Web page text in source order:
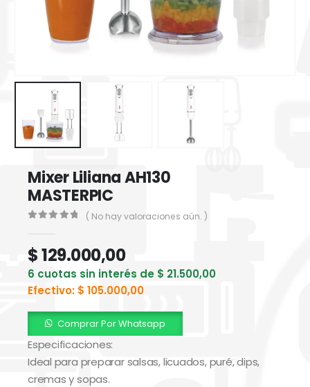
Mixer Liliana AH130
MASTERPIC
( No hay valoraciones aún. )
$129.000,00
6 cuotas sin interés de $ 21.500,00
Efectivo: $ 105.000,00
Comprar Por Whatsapp
Especificaciones:
Ideal para preparar salsas, licuados, puré, dips,
cremas y sopas.